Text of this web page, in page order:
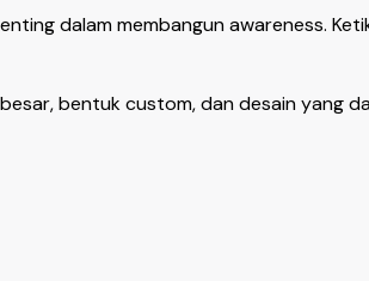
dalam membangun awareness.
bentuk custom, dan desain yang